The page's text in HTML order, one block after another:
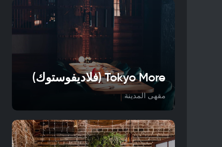
Tokyo More (فلاديفوستوك)
مقهى المدينة